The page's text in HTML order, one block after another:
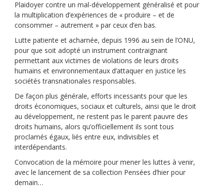
Plaidoyer contre un mal-développement généralisé et pour
la multiplication d’expériences de « produire – et de
consommer – autrement » par ceux d’en bas.
Lutte patiente et acharnée, depuis 1996 au sein de l’ONU,
pour que soit adopté un instrument contraignant
permettant aux victimes de violations de leurs droits
humains et environnementaux d’attaquer en justice les
sociétés transnationales responsables.
De façon plus générale, efforts incessants pour que les
droits économiques, sociaux et culturels, ainsi que le droit
au développement, ne restent pas le parent pauvre des
droits humains, alors qu’officiellement ils sont tous
proclamés égaux, liés entre eux, indivisibles et
interdépendants.
Convocation de la mémoire pour mener les luttes à venir,
avec le lancement de sa collection Pensées d’hier pour
demain…